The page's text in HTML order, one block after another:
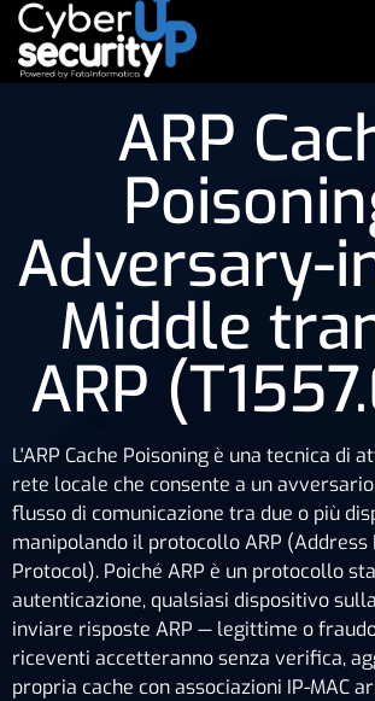
ARP
Adversary-
Middle
ARP
L'ARP Cache Poisoning è una tecnica di
rete locale che consente a un
flusso di comunicazione tra due o più
manipolando il protocollo ARP (Address
Protocol). Poiché ARP è un protocollo
autenticazione, qualsiasi dispositivo
inviare risposte ARP — legittime o
riceventi accetteranno senza verifica,
propria cache con associazioni IP-MAC